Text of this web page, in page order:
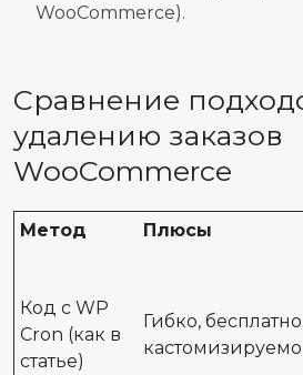
WooCommerce).
Сравнение
удалению заказов
WooCommerce
Метод Плюсы
Код с WP
Cron (как в
статье)
Гибко,
кастомизируемо